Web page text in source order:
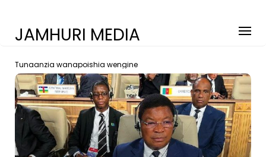
JAMHURI MEDIA
Tunaanzia wanapoishia wengine